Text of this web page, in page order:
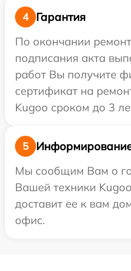
4
Гарантия
По окончании
подписания акта
работ Вы получите
сертификат на
Kugoo сроком до 3
5
Информирование
Мы сообщим Вам о
Вашей техники
доставит ее к вам
офис.